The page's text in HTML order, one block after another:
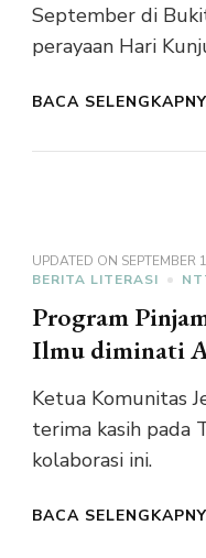
September di
perayaan Hari
BACA
UPDATED ON SEPTEMBER
BERITA LITERASI
Program
Ilmu diminati
Ketua Komunitas
terima kasih pada
kolaborasi ini.
BACA